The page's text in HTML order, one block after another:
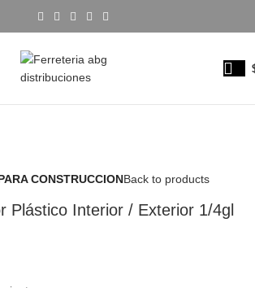
CONSTRUCCIONBack to products
Plástico Interior / Exterior 1/4gl